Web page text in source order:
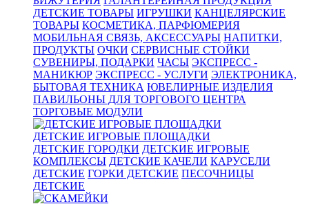
ДЕТСКИЕ ТОВАРЫ ИГРУШКИ КАНЦЕЛЯРСКИЕ
ТОВАРЫ КОСМЕТИКА, ПАРФЮМЕРИЯ
МОБИЛЬНАЯ СВЯЗЬ, АКСЕССУАРЫ НАПИТКИ,
ПРОДУКТЫ ОЧКИ СЕРВИСНЫЕ СТОЙКИ
СУВЕНИРЫ, ПОДАРКИ ЧАСЫ ЭКСПРЕСС -
МАНИКЮР ЭКСПРЕСС - УСЛУГИ ЭЛЕКТРОНИКА,
БЫТОВАЯ ТЕХНИКА ЮВЕЛИРНЫЕ ИЗДЕЛИЯ
ПАВИЛЬОНЫ ДЛЯ ТОРГОВОГО ЦЕНТРА
ТОРГОВЫЕ МОДУЛИ
ДЕТСКИЕ ИГРОВЫЕ ПЛОЩАДКИ
ДЕТСКИЕ ГОРОДКИ ДЕТСКИЕ ИГРОВЫЕ
КОМПЛЕКСЫ ДЕТСКИЕ КАЧЕЛИ КАРУСЕЛИ
ДЕТСКИЕ ГОРКИ ДЕТСКИЕ ПЕСОЧНИЦЫ
ДЕТСКИЕ